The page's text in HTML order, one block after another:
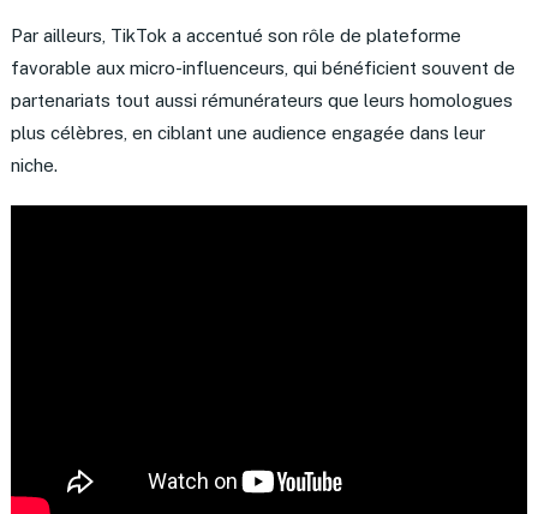
Par ailleurs, TikTok a accentué son rôle de plateforme
favorable aux micro-influenceurs, qui bénéficient souvent de
partenariats tout aussi rémunérateurs que leurs homologues
plus célèbres, en ciblant une audience engagée dans leur
niche.